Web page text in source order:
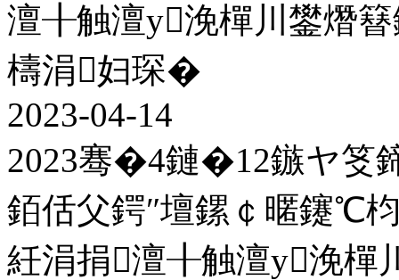
澶╂触澶у浼樿川鐢熸
檮涓妇琛�
2023-04-14
2023骞�4鏈�12鏃ヤ笅
銆佸父鍔″壇鏍￠暱鑳℃
紝涓捐澶╂触澶у浼樿